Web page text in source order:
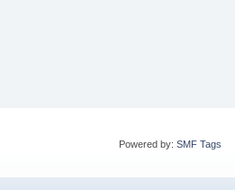
Powered by: SMF Tags